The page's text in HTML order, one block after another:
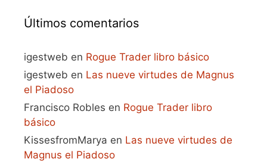
Últimos comentarios
igestweb en Rogue Trader libro básico
igestweb en Las nueve virtudes de Magnus
el Piadoso
Francisco Robles en Rogue Trader libro
básico
KissesfromMarya en Las nueve virtudes de
Magnus el Piadoso